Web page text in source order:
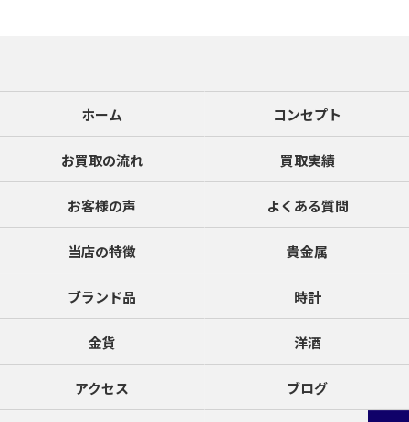
ホーム コンセプト
お買取の流れ 買取実績
お客様の声 よくある質問
当店の特徴 貴金属
ブランド品 時計
金貨 洋酒
アクセス ブログ